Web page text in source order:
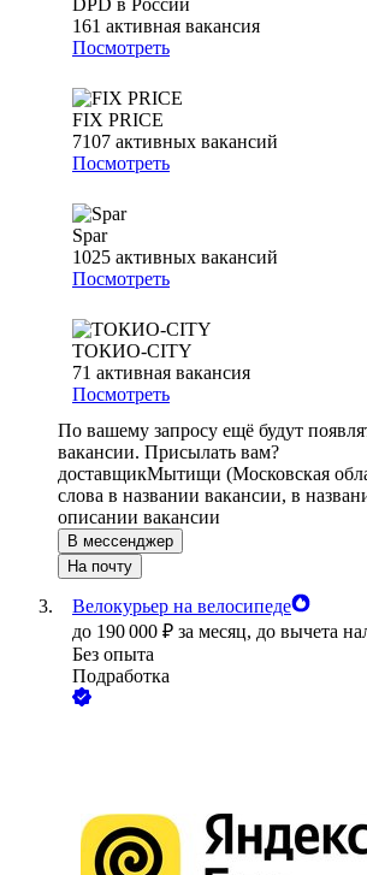
DPD в России
161 активная вакансия
Посмотреть
FIX PRICE
7107 активных вакансий
Посмотреть
Spar
1025 активных вакансий
Посмотреть
ТОКИО-CITY
71 активная вакансия
Посмотреть
По вашему запросу ещё будут
вакансии. Присылать вам?
доставщикМытищи (Московская
слова в названии вакансии, в
описании вакансии
В мессенджер
На почту
Велокурьер на велосипеде
до 190 000 ₽ за месяц, до вычета
Без опыта
Подработка